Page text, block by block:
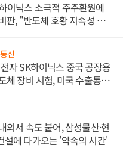
이닉스 소극적 주주환원에
판, "반도체 호황 지속성 의
신
자 SK하이닉스 중국 공장용
체 장비 시험, 미국 수출통제
외서 속도 붙어, 삼성물산·현
설에 다가오는 '약속의 시간'